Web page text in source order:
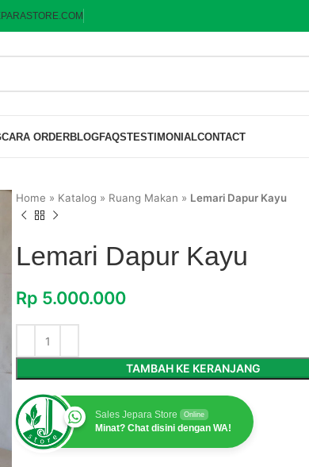
CARA ORDERBLOGFAQSTESTIMONIALCONTACT
Home » Katalog » Ruang Makan » Lemari Dapur Kayu
Lemari Dapur Kayu
Rp 5.000.000
TAMBAH KE KERANJANG
Sales Jepara Store Online
Minat? Chat disini dengan WA!